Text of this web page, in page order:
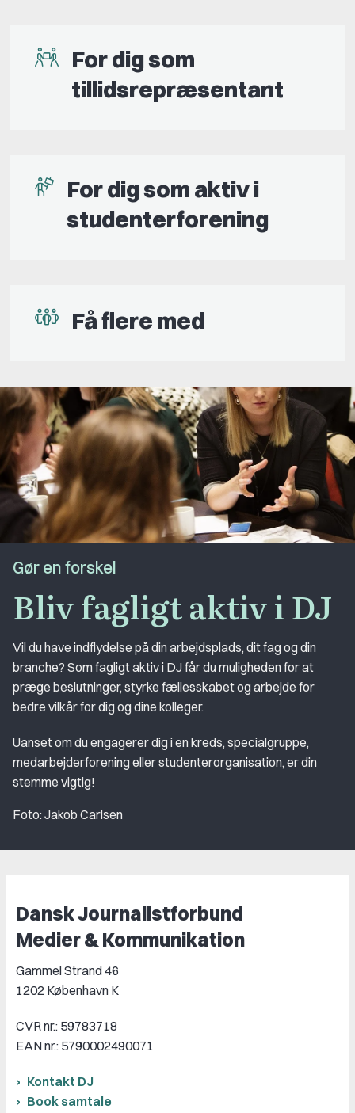
For dig som
tillidsrepræsentant
For dig som aktiv i
studenterforening
Få flere med
Gør en forskel
Bliv fagligt aktiv i DJ
Vil du have indflydelse på din arbejdsplads, dit fag og din
branche? Som fagligt aktiv i DJ får du muligheden for at
præge beslutninger, styrke fællesskabet og arbejde for
bedre vilkår for dig og dine kolleger.
Uanset om du engagerer dig i en kreds, specialgruppe,
medarbejderforening eller studenterorganisation, er din
stemme vigtig!
Foto: Jakob Carlsen
Dansk Journalistforbund
Medier & Kommunikation
Gammel Strand 46
1202 København K
CVR nr.: 59783718
EAN nr.: 5790002490071
Kontakt DJ
Book samtale